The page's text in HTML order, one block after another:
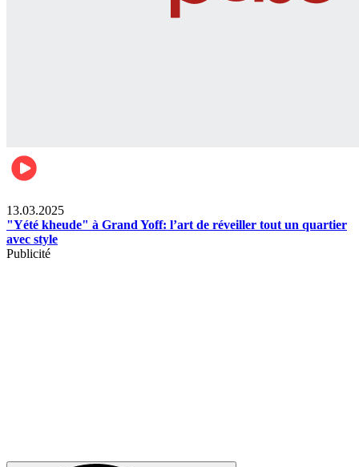
13.03.2025
"Yété kheude" à Grand Yoff: l’art de réveiller tout un quartier
avec style
Publicité